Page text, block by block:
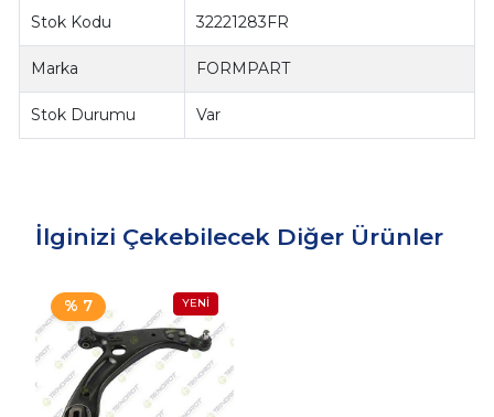
Stok Kodu 32221283FR
Marka FORMPART
Stok Durumu Var
İlginizi Çekebilecek Diğer Ürünler
% 7